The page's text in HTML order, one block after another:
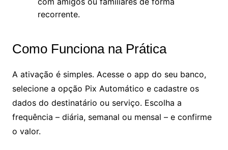
recorrente.
Como Funciona na Prática
A ativação é simples. Acesse o app do seu banco,
selecione a opção Pix Automático e cadastre os
dados do destinatário ou serviço. Escolha a
frequência – diária, semanal ou mensal – e confirme
o valor.